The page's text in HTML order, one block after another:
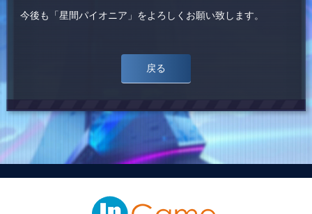
今後も「星間パイオニア」をよろしくお願い致します。
戻る